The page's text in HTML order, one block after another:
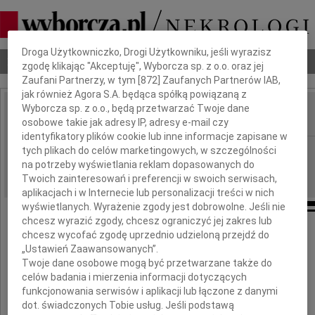
Nekrologi Odeszli Poradnik pogrzebowy
IMIĘ I NAZWISKO:
REGION: Radom
DATA EMISJI: 15.07.2011
Koleżance
Dagmarze Figurze
i Jej Rodzinie
Dbamy o Twoją prywatność
Droga Użytkowniczko, Drogi Użytkowniku, jeśli wyrazisz
zgodę klikając "Akceptuję", Wyborcza sp. z o.o. oraz jej
Zaufani Partnerzy, w tym [872 ] Zaufanych Partnerów IAB,
jak również Agora S.A. będąca spółką powiązaną z
Wyborcza sp. z o.o., będą przetwarzać Twoje dane
osobowe takie jak adresy IP, adresy e-mail czy
identyfikatory plików cookie lub inne informacje zapisane w
tych plikach do celów marketingowych, w szczególności
na potrzeby wyświetlania reklam dopasowanych do
Twoich zainteresowań i preferencji w swoich serwisach,
aplikacjach i w Internecie lub personalizacji treści w nich
wyświetlanych. Wyrażenie zgody jest dobrowolne. Jeśli nie
chcesz wyrazić zgody, chcesz ograniczyć jej zakres lub
chcesz wycofać zgodę uprzednio udzieloną przejdź do
„Ustawień Zaawansowanych”.
Twoje dane osobowe mogą być przetwarzane także do
celów badania i mierzenia informacji dotyczących
funkcjonowania serwisów i aplikacji lub łączone z danymi
dot. świadczonych Tobie usług. Jeśli podstawą